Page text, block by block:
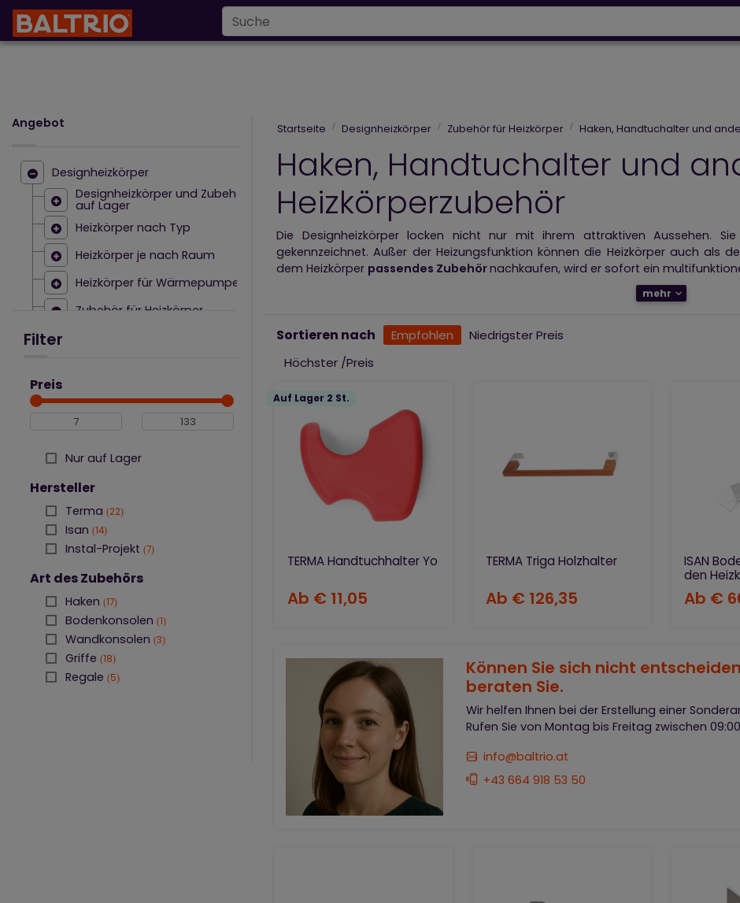
info@baltrio.at
Angebot
Designheizkörper
Designheizkörper und Zubehör
auf Lager
Heizkörper nach Typ
Heizkörper je nach Raum
Heizkörper für Wärmepumpen
Zubehör für Heizkörper
Designventilen
Elektrische Regler –
Heizrohre
Abdecksets für
Designventile
Haken, Handtuchalter
und anderes
Heizkörperzubehör
Zubehör für Heizkörper
auf Lager
Hersteller von
Designheizkörpern
Filter
Preis
Nur auf Lager
Hersteller
Terma 22
Isan 14
Instal-Projekt 7
Art des Zubehörs
Haken 17
Bodenkonsolen 1
Wandkonsolen 3
Griffe 18
Regale 5
Startseite Designheizkörper Zubehör für Heizkörper Haken, Handtuchalter und
Haken, Handtuchalter und
Heizkörperzubehör
Die Designheizkörper locken nicht nur mit ihrem attraktiven Aussehen.
gekennzeichnet. Außer der Heizungsfunktion können die Heizkörper auch als
dem Heizkörper passendes Zubehörnachkaufen, wird er sofort ein
Hochwertige Designheizkörper stellen die perfekte Verbindung von
Das Zubehör wird aus dem Chrom hergestellt und passt sich am besten zu
befestigt werden. Dank dem Zubehör können Sie der Badezimmer nach Ihren
Bademantelhalter oder die Handtuchablage benutzen.
mehr
Sortieren nach Empfohlen
Niedrigster Preis
Höchster /Preis
Auf Lager 2 St.
TERMA Handtuchhalter Yo
Ab € 11,05
TERMA Triga Holzhalter
Ab € 126,35
ISAN
den
Ab €
Können Sie sich nicht
beraten Sie.
Wir helfen Ihnen bei der Erstellung einer
Rufen Sie von Montag bis Freitag zwischen
info@baltrio.at
+43 664 918 53 50